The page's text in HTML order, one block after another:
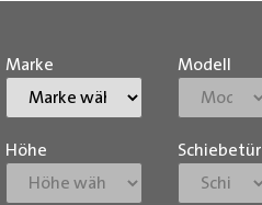
Marke Modell
Höhe Schiebetür